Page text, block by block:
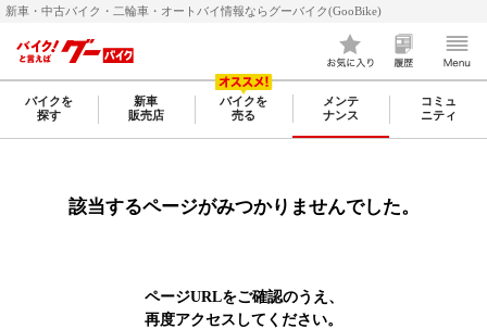
新車・中古バイク・二輪車・オートバイ情報ならグーバイク(GooBike)
バイクを
探す
新車
販売店
バイクを
売る
メンテ
ナンス
コミュ
ニティ
該当するページがみつかりませんでした。
ページURLをご確認のうえ、
再度アクセスしてください。